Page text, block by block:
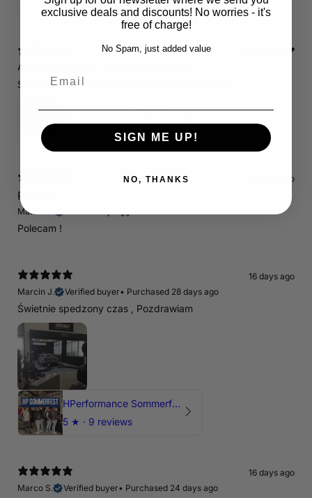
A.E.
Schnelle Lieferung. Alles wie beschrieben. Top.
Servicepaket / Inspektionspaket 1 mit Motul 300V 5W40 - 5W50 für alle 2.5 TFSI Modelle
4.71★ · 7 reviews
16 days ago
RS3 8P
Marcin J.
Polecam !
16 days ago
Marcin J.
Verified buyer• Purchased 28 days ago
Świetnie spedzony czas , Pozdrawiam
HPerformance Sommerfest 2026
5 ★ · 9 reviews
16 days ago
Marco S.
Verified buyer• Purchased 24 days ago
exclusive deals and discounts! No worries - it's
free of charge!
No Spam, just added value
SIGN ME UP!
NO, THANKS